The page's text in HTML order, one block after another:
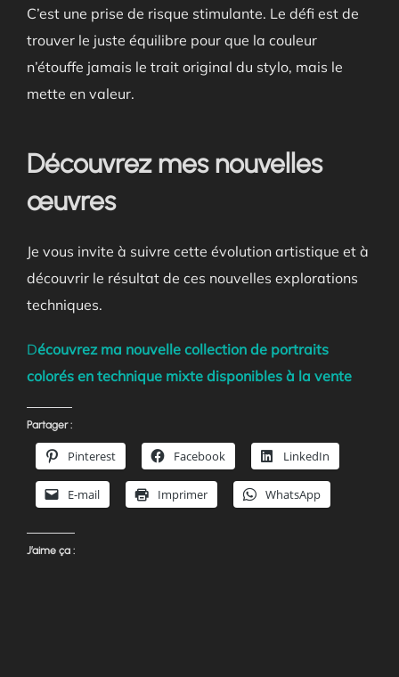
C’est une prise de risque stimulante. Le défi est de
trouver le juste équilibre pour que la couleur
n’étouffe jamais le trait original du stylo, mais le
mette en valeur.
Découvrez mes nouvelles
œuvres
Je vous invite à suivre cette évolution artistique et à
découvrir le résultat de ces nouvelles explorations
techniques.
Découvrez ma nouvelle collection de portraits
colorés en technique mixte disponibles à la vente
Partager :
Pinterest Facebook LinkedIn
E-mail Imprimer WhatsApp
J’aime ça :